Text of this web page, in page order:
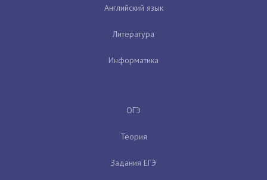
Английский язык
Литература
Информатика
ОГЭ
Теория
Задания ЕГЭ